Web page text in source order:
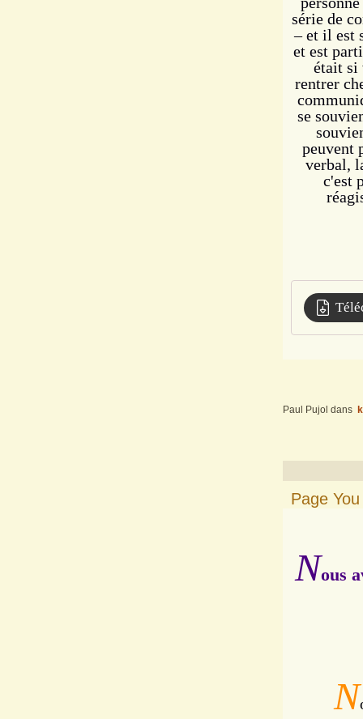
série de
– et il est
et est
était si
rentrer
se
peuvent
verbal,
c'est
Paul Pujol dans
Page
Nous
N